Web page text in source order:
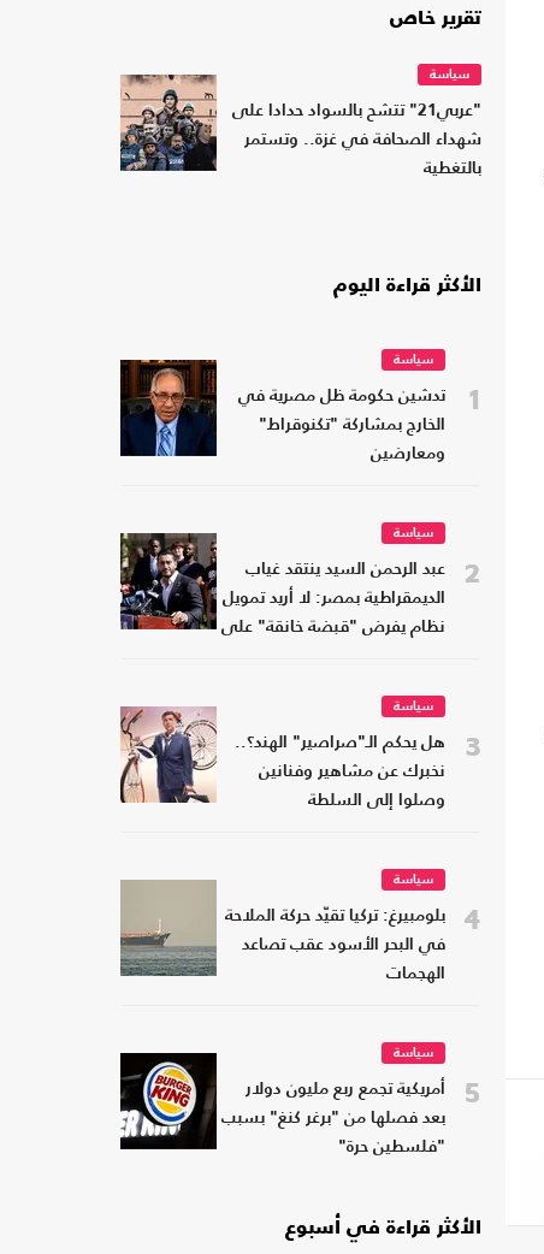
تقرير خاص
سياسة
"عربي21" تتشح بالسواد حدادا على
شهداء الصحافة في غزة.. وتستمر
بالتغطية
الأكثر قراءة اليوم
1
سياسة
تدشين حكومة ظل مصرية في
الخارج بمشاركة "تكنوقراط"
ومعارضين
2
سياسة
عبد الرحمن السيد ينتقد غياب
الديمقراطية بمصر: لا أريد تمويل
نظام يفرض "قبضة خانقة" على
3
سياسة
هل يحكم الـ"صراصير" الهند؟..
نخبرك عن مشاهير وفنانين
وصلوا إلى السلطة
4
سياسة
بلومبيرغ: تركيا تقيّد حركة الملاحة
في البحر الأسود عقب تصاعد
الهجمات
5
سياسة
أمريكية تجمع ربع مليون دولار
بعد فصلها من "برغر كنغ" بسبب
"فلسطين حرة"
الأكثر قراءة في أسبوع